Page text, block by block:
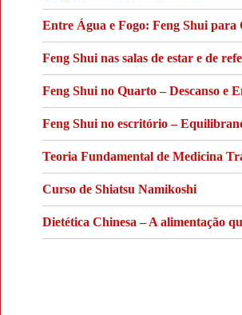
Entre Água e Fogo: Feng Shui para
Feng Shui nas salas de estar e de
Feng Shui no Quarto – Descanso e
Feng Shui no escritório –
Teoria Fundamental de Medicina
Curso de Shiatsu Namikoshi
Dietética Chinesa – A alimentação